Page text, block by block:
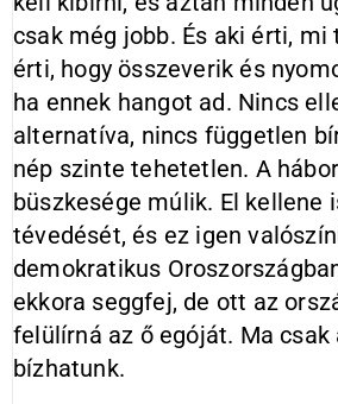
csak még jobb. És aki érti,
érti, hogy összeverik és
ha ennek hangot ad. Nincs
alternatíva, nincs független
nép szinte tehetetlen. A
büszkesége múlik. El kellene
tévedését, és ez igen
demokratikus
ekkora seggfej, de ott az
felülírná az ő egóját. Ma csak
bízhatunk.